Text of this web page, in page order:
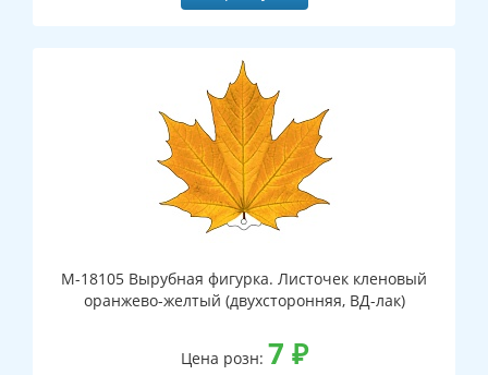
М-18105 Вырубная фигурка. Листочек кленовый
оранжево-желтый (двухсторонняя, ВД-лак)
Цена розн: 7 ₽